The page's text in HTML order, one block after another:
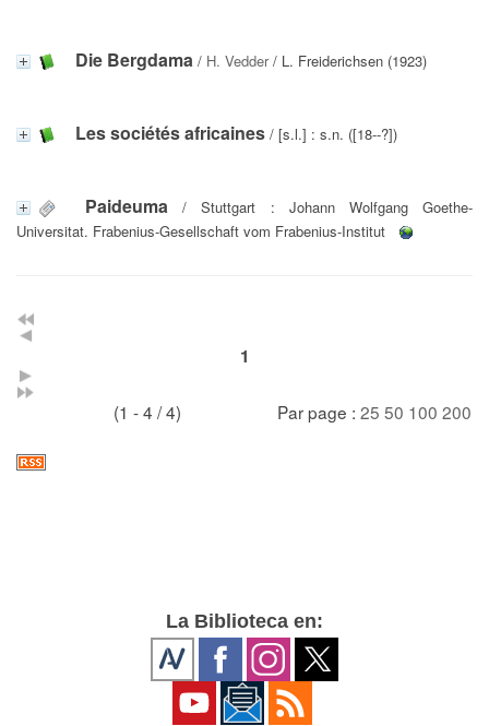
Die Bergdama / H. Vedder/ L. Freiderichsen (1923)
Les sociétés africaines / [s.l.] : s.n. ([18--?])
Paideuma / Stuttgart : Johann Wolfgang Goethe-
Universitat. Frabenius-Gesellschaft vom Frabenius-Institut
1
(1 - 4 / 4) Par page : 25 50 100 200
La Biblioteca en: